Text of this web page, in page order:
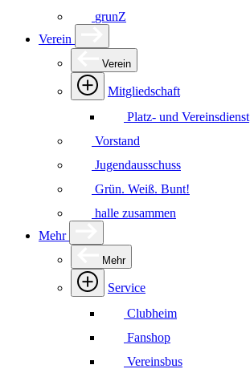
grunZ
Verein
Verein
Mitgliedschaft
Platz- und Vereinsdienst
Vorstand
Jugendausschuss
Grün. Weiß. Bunt!
halle zusammen
Mehr
Mehr
Service
Clubheim
Fanshop
Vereinsbus